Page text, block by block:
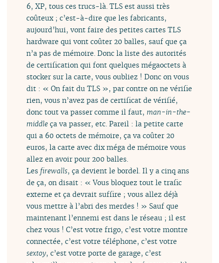
6, XP, tous ces trucs-là. TLS est aussi très
coûteux ; c’est-à-dire que les fabricants,
aujourd’hui, vont faire des petites cartes TLS
hardware qui vont coûter 20 balles, sauf que ça
n’a pas de mémoire. Donc la liste des autorités
de certification qui font quelques mégaoctets à
stocker sur la carte, vous oubliez ! Donc on vous
dit : « On fait du TLS », par contre on ne vérifie
rien, vous n’avez pas de certificat de vérifié,
donc tout va passer comme il faut, man-in-the-
middle ça va passer, etc. Pareil : la petite carte
qui a 60 octets de mémoire, ça va coûter 20
euros, la carte avec dix méga de mémoire vous
allez en avoir pour 200 balles.
Les firewalls, ça devient le bordel. Il y a cinq ans
de ça, on disait : « Vous bloquez tout le trafic
externe et ça devrait suffire ; vous allez déjà
vous mettre à l’abri des merdes ! » Sauf que
maintenant l’ennemi est dans le réseau ; il est
chez vous ! C’est votre frigo, c’est votre montre
connectée, c’est votre téléphone, c’est votre
sextoy, c’est votre porte de garage, c’est